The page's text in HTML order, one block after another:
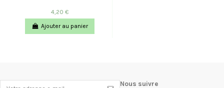
4,20 €
Ajouter au panier
Nous suivre